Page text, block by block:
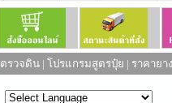
ตรวจดิน | โปรแกรมสูตรปุ๋ย | ราคายา